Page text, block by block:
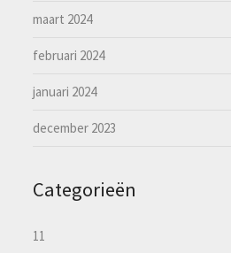
maart 2024
februari 2024
januari 2024
december 2023
Categorieën
11